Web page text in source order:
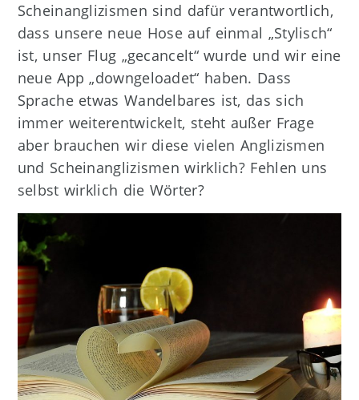
Scheinanglizismen sind dafür verantwortlich,
dass unsere neue Hose auf einmal „Stylisch“
ist, unser Flug „gecancelt“ wurde und wir eine
neue App „downgeloadet“ haben. Dass
Sprache etwas Wandelbares ist, das sich
immer weiterentwickelt, steht außer Frage
aber brauchen wir diese vielen Anglizismen
und Scheinanglizismen wirklich? Fehlen uns
selbst wirklich die Wörter?